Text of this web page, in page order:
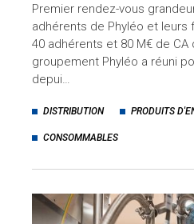
Premier rendez-vous
adhérents de Phyléo et leurs
40 adhérents et 80 M€ de CA
groupement Phyléo a réuni
depui…
DISTRIBUTION PRODUITS
CONSOMMABLES